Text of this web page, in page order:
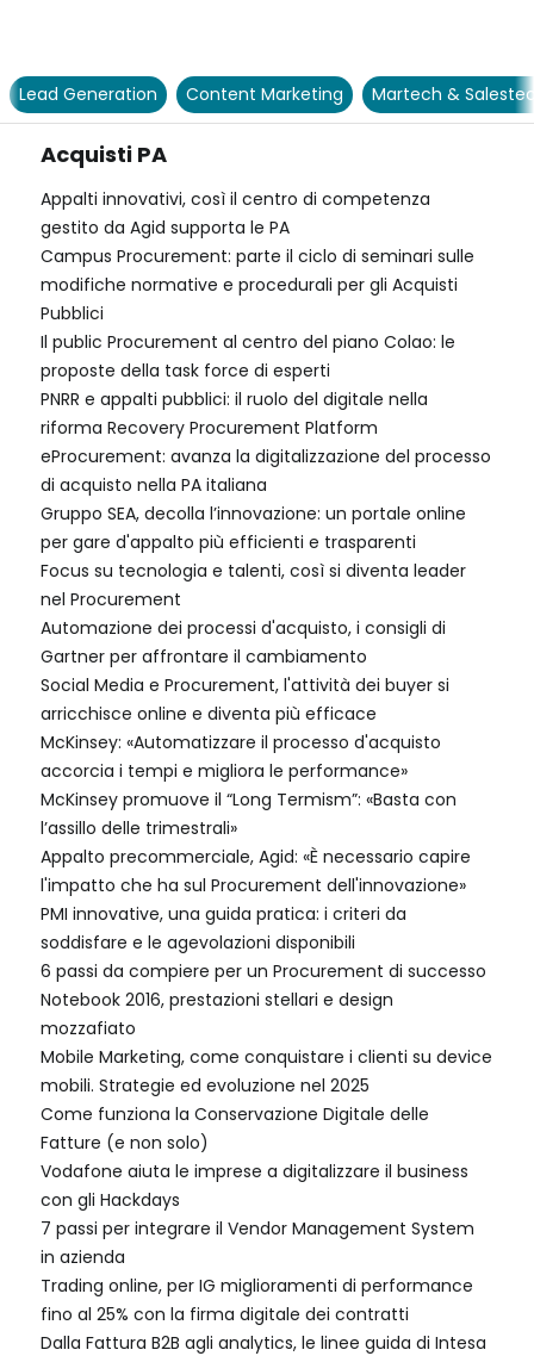
Lead Generation Content Marketing Martech &
Acquisti PA
Appalti innovativi, così il centro di competenza
gestito da Agid supporta le PA
Campus Procurement: parte il ciclo di seminari sulle
modifiche normative e procedurali per gli Acquisti
Pubblici
Il public Procurement al centro del piano Colao: le
proposte della task force di esperti
PNRR e appalti pubblici: il ruolo del digitale nella
riforma Recovery Procurement Platform
eProcurement: avanza la digitalizzazione del processo
di acquisto nella PA italiana
Gruppo SEA, decolla l’innovazione: un portale online
per gare d'appalto più efficienti e trasparenti
Focus su tecnologia e talenti, così si diventa leader
nel Procurement
Automazione dei processi d'acquisto, i consigli di
Gartner per affrontare il cambiamento
Social Media e Procurement, l'attività dei buyer si
arricchisce online e diventa più efficace
McKinsey: «Automatizzare il processo d'acquisto
accorcia i tempi e migliora le performance»
McKinsey promuove il “Long Termism”: «Basta con
l’assillo delle trimestrali»
Appalto precommerciale, Agid: «È necessario capire
l'impatto che ha sul Procurement dell'innovazione»
PMI innovative, una guida pratica: i criteri da
soddisfare e le agevolazioni disponibili
6 passi da compiere per un Procurement di successo
Notebook 2016, prestazioni stellari e design
mozzafiato
Mobile Marketing, come conquistare i clienti su device
mobili. Strategie ed evoluzione nel 2025
Come funziona la Conservazione Digitale delle
Fatture (e non solo)
Vodafone aiuta le imprese a digitalizzare il business
con gli Hackdays
7 passi per integrare il Vendor Management System
in azienda
Trading online, per IG miglioramenti di performance
fino al 25% con la firma digitale dei contratti
Dalla Fattura B2B agli analytics, le linee guida di Intesa